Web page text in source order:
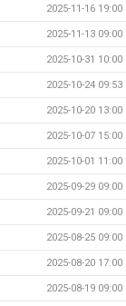
2025-11-16 19:00
2025-11-13 09:00
2025-10-31 10:00
2025-10-24 09:53
2025-10-20 13:00
2025-10-07 15:00
2025-10-01 11:00
2025-09-29 09:00
2025-09-21 09:00
2025-08-25 09:00
2025-08-20 17:00
2025-08-19 09:00